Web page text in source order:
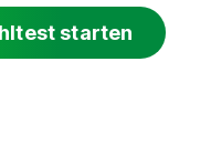
starten